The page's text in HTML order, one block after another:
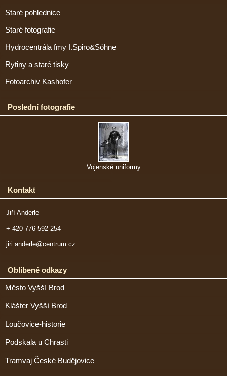
Staré pohlednice
Staré fotografie
Hydrocentrála fmy I.Spiro&Söhne
Rytiny a staré tisky
Fotoarchiv Kashofer
Poslední fotografie
Vojenské uniformy
Kontakt
Jiří Anderle
+ 420 776 592 254
jiri.anderle@centrum.cz
Oblíbené odkazy
Město Vyšší Brod
Klášter Vyšší Brod
Loučovice-historie
Podskala u Chrasti
Tramvaj České Budějovice